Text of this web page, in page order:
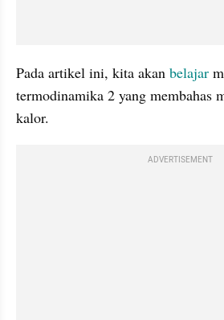
Pada artikel ini, kita akan belajar
termodinamika 2 yang membahas
kalor.
ADVERTISEMENT